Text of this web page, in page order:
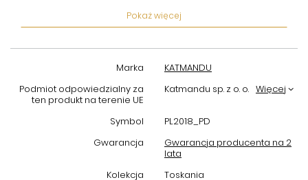
wniesie do wnętrza przytulny i harmonijny charakter. Produkty z
powodzeniem wpasuje się w różne style aranżacji – od
duża półka nie tylko zwiększy funkcjonalność Twojej szafy, ale
również podkreśli jej estetykę.
produkt, który łączy w sobie solidność wykonania, wysoką jakość
oraz atrakcyjny wygląd. To propozycja dla osób, które chcą
praktycznie zorganizować swoją przestrzeń, nie rezygnując
Pokaż więcej
Marka
KATMANDU
Podmiot odpowiedzialny za
ten produkt na terenie UE
Katmandu sp. z o. o. Więcej
Symbol
PL2018_PD
Gwarancja
Gwarancja producenta na 2
lata
Kolekcja
Toskania